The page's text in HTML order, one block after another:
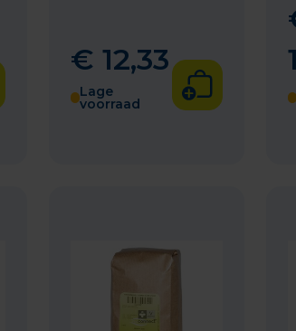
€ 12,33
Lage
voorraad